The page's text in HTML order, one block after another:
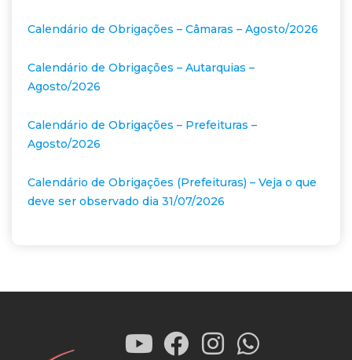
Calendário de Obrigações – Câmaras – Agosto/2026
Calendário de Obrigações – Autarquias –
Agosto/2026
Calendário de Obrigações – Prefeituras –
Agosto/2026
Calendário de Obrigações (Prefeituras) – Veja o que
deve ser observado dia 31/07/2026